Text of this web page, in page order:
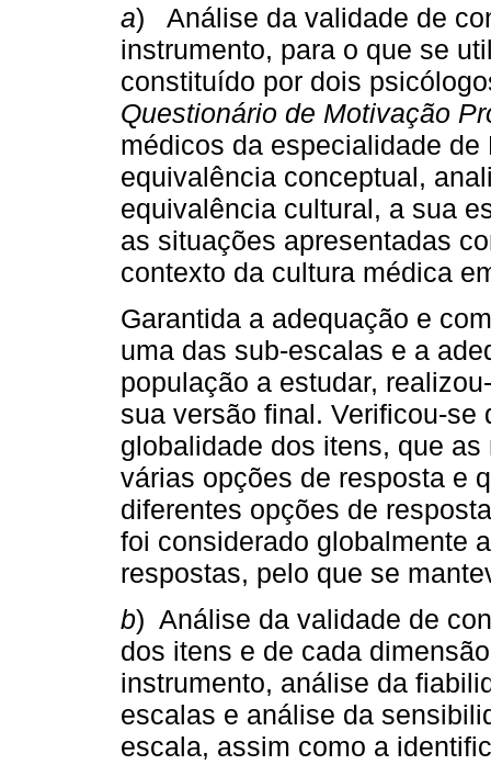
a) Análise da validade de
instrumento, para o que se
constituído por dois
Questionário de Motivação
médicos da especialidade de
equivalência conceptual,
equivalência cultural, a sua
as situações apresentadas
contexto da cultura médica
Garantida a adequação e
uma das sub-escalas e a
população a estudar,
sua versão final. Verificou-
globalidade dos itens, que
várias opções de resposta e
diferentes opções de
foi considerado globalmente
respostas, pelo que se
b) Análise da validade de
dos itens e de cada
instrumento, análise da
escalas e análise da
escala, assim como a